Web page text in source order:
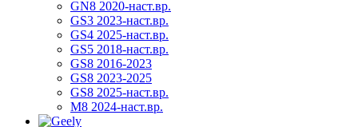
GN8 2020-наст.вр.
GS3 2023-наст.вр.
GS4 2025-наст.вр.
GS5 2018-наст.вр.
GS8 2016-2023
GS8 2023-2025
GS8 2025-наст.вр.
M8 2024-наст.вр.